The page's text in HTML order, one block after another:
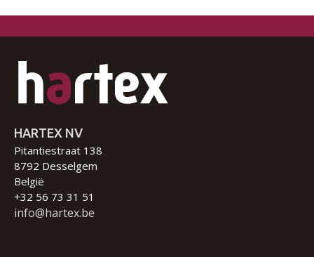
HARTEX NV
Pitantiestraat 138
8792 Desselgem
België
+32 56 73 31 51
info@hartex.be